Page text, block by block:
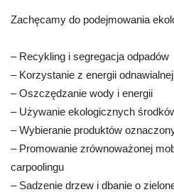
Zachęcamy do podejmowania
– Recykling i segregacja odpadów
– Korzystanie z energii
– Oszczędzanie wody i energii
– Używanie ekologicznych
– Wybieranie produktów
– Promowanie zrównoważonej
carpoolingu
– Sadzenie drzew i dbanie o